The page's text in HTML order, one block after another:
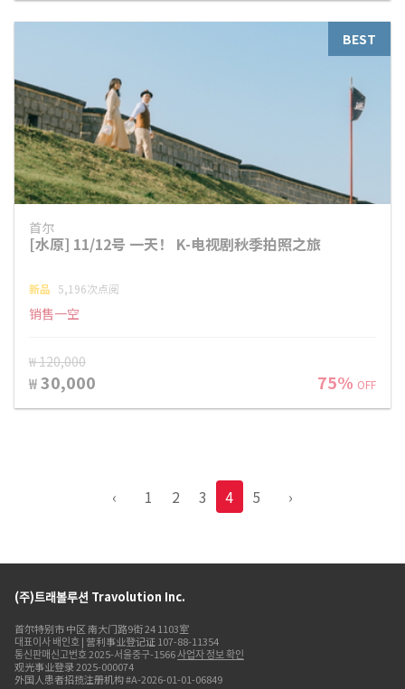
BEST
首尔
[水原] 11/12号 一天！ K-电视剧秋季拍照之旅
新品 5,196次点阅
销售一空
₩ 120,000
₩30,000 75% OFF
‹ 1 2 3 4 5 ›
(주)트래볼루션 Travolution Inc.
首尔特别市 中区 南大门路9街 24 1103室
대표이사 배인호 | 营利事业登记证 107-88-11354
통신판매신고번호 2025-서울중구-1566사업자 정보 확인
观光事业登录 2025-000074
外国人患者招揽注册机构 #A-2026-01-01-06849